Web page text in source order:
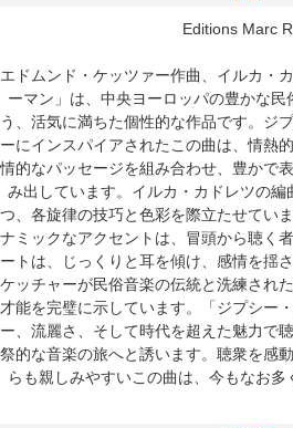
Editions Marc
エドムンド・ケッツァー作曲、イルカ・
ーマン」は、中央ヨーロッパの豊かな
う、活気に満ちた個性的な作品です。ジ
ーにインスパイアされたこの曲は、情熱
情的なパッセージを組み合わせ、豊かで
み出しています。イルカ・カドレツの
つ、各旋律の技巧と色彩を際立たせてい
ナミックなアクセントは、冒頭から聴く
ートは、じっくりと耳を傾け、感情を揺
ケッチャーが民俗音楽の伝統と洗練され
才能を完璧に示しています。「ジプシー
ー、流麗さ、そして時代を超えた魅力で
祭的な音楽の旅へと誘います。聴衆を感
らも親しみやすいこの曲は、今もなお多